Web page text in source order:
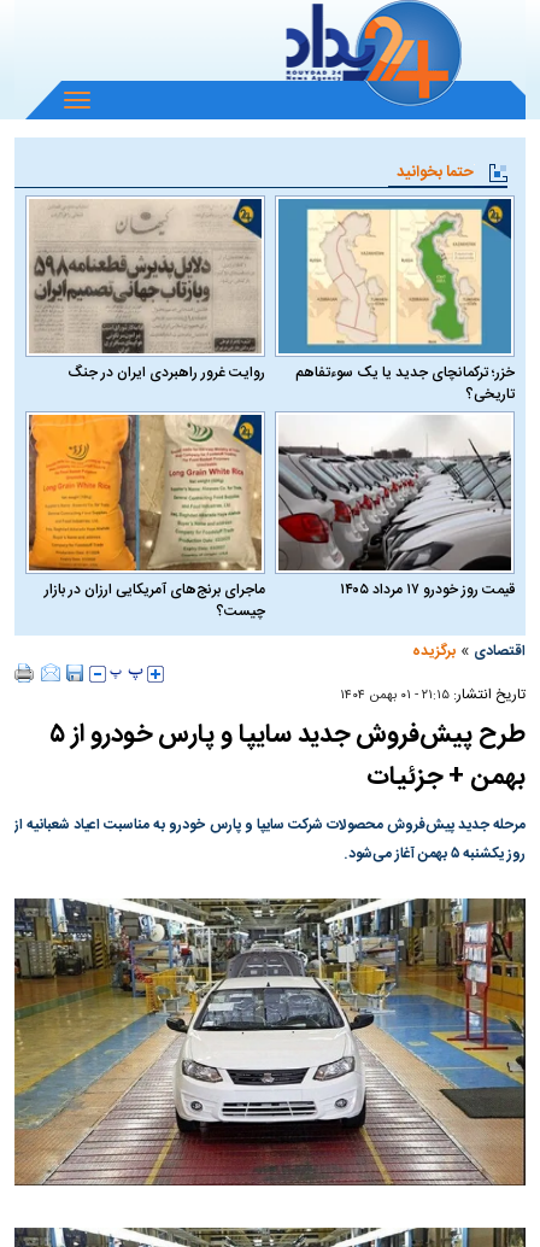
باز
و
منو
حتما بخوانید
خزر؛ ترکمانچای جدید یا یک سوءتفاهم
تاریخی؟
روایت غرور راهبردی ایران در جنگ
قیمت روز خودرو ۱۷ مرداد ۱۴۰۵
ماجرای برنج‌های آمریکایی ارزان در بازار
چیست؟
اقتصادی »برگزیده
تاریخ انتشار:۲۱:۱۵ - ۰۱ بهمن ۱۴۰۴
طرح پیش‌فروش جدید سایپا و پارس خودرو از ۵
بهمن + جزئیات
مرحله جدید پیش‌فروش محصولات شرکت سایپا و پارس خودرو به مناسبت اعیاد شعبانیه از
روز یکشنبه ۵ بهمن آغاز می‌شود.